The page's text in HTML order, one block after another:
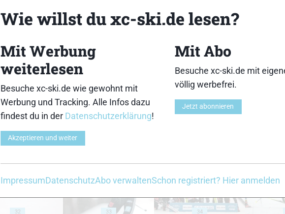
22 24
27
32 33 34
Wie willst du xc-ski.de lesen?
Mit Werbung
weiterlesen
Besuche xc-ski.de wie gewohnt mit
Werbung und Tracking. Alle Infos dazu
findest du in der Datenschutzerklärung!
Akzeptieren und weiter
Mit Abo
Besuche xc-ski.de mit
völlig werbefrei.
Jetzt abonnieren
ImpressumDatenschutzAbo verwaltenSchon registriert? Hier anmelden